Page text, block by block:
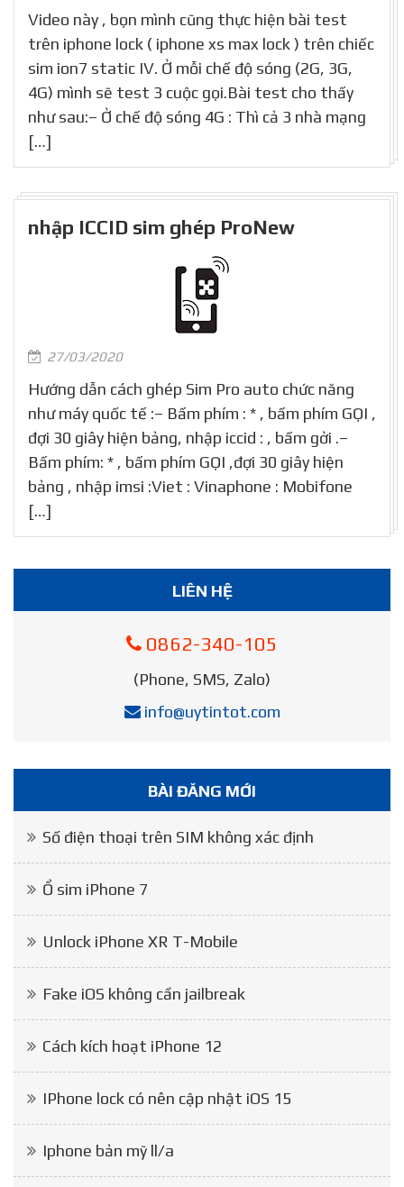
Video này , bọn mình cũng thực hiện bài test
trên iphone lock ( iphone xs max lock ) trên chiếc
sim ion7 static IV. Ở mỗi chế độ sóng (2G, 3G,
4G) mình sẽ test 3 cuộc gọi.Bài test cho thấy
như sau:– Ở chế độ sóng 4G : Thì cả 3 nhà mạng
[…]
nhập ICCID sim ghép ProNew
27/03/2020
Hướng dẫn cách ghép Sim Pro auto chức năng
như máy quốc tế :– Bấm phím : * , bấm phím GỌI ,
đợi 30 giây hiện bảng, nhập iccid : , bấm gởi .–
Bấm phím: * , bấm phím GỌI ,đợi 30 giây hiện
bảng , nhập imsi :Viet : Vinaphone : Mobifone
[…]
LIÊN HỆ
0862-340-105
(Phone, SMS, Zalo)
info@uytintot.com
BÀI ĐĂNG MỚI
Số điện thoại trên SIM không xác định
Ổ sim iPhone 7
Unlock iPhone XR T-Mobile
Fake iOS không cần jailbreak
Cách kích hoạt iPhone 12
IPhone lock có nên cập nhật iOS 15
Iphone bản mỹ ll/a